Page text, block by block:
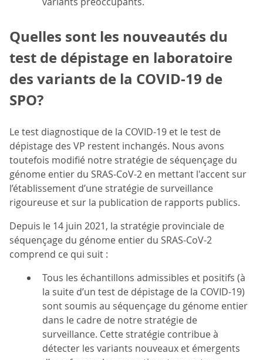
Quelles sont les nouveautés du
test de dépistage en laboratoire
des variants de la COVID-19 de
SPO?
Le test diagnostique de la COVID-19 et le test de
dépistage des VP restent inchangés. Nous avons
toutefois modifié notre stratégie de séquençage du
génome entier du SRAS-CoV-2 en mettant l'accent sur
l’établissement d’une stratégie de surveillance
rigoureuse et sur la publication de rapports publics.
Depuis le 14 juin 2021, la stratégie provinciale de
séquençage du génome entier du SRAS-CoV-2
comprend ce qui suit :
Tous les échantillons admissibles et positifs (à
la suite d’un test de dépistage de la COVID-19)
sont soumis au séquençage du génome entier
dans le cadre de notre stratégie de
surveillance. Cette stratégie contribue à
détecter les variants nouveaux et émergents